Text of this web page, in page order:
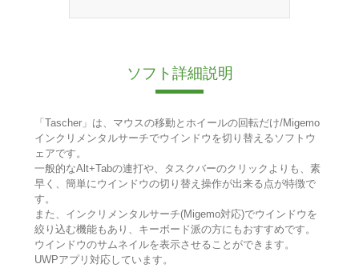
ソフト詳細説明
「Tascher」は、マウスの移動とホイールの回転だけ/Migemo
インクリメンタルサーチでウインドウを切り替えるソフトウ
ェアです。
一般的なAlt+Tabの連打や、タスクバーのクリックよりも、素
早く、簡単にウインドウの切り替え操作が出来る点が特徴で
す。
また、インクリメンタルサーチ(Migemo対応)でウインドウを
絞り込む機能もあり、キーボード派の方にもおすすめです。
ウインドウのサムネイルを表示させることができます。
UWPアプリ対応しています。